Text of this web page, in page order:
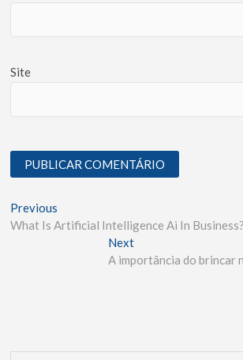
Site
Previous
What Is Artificial Intelligence Ai In Business?
Next
A importância do brincar